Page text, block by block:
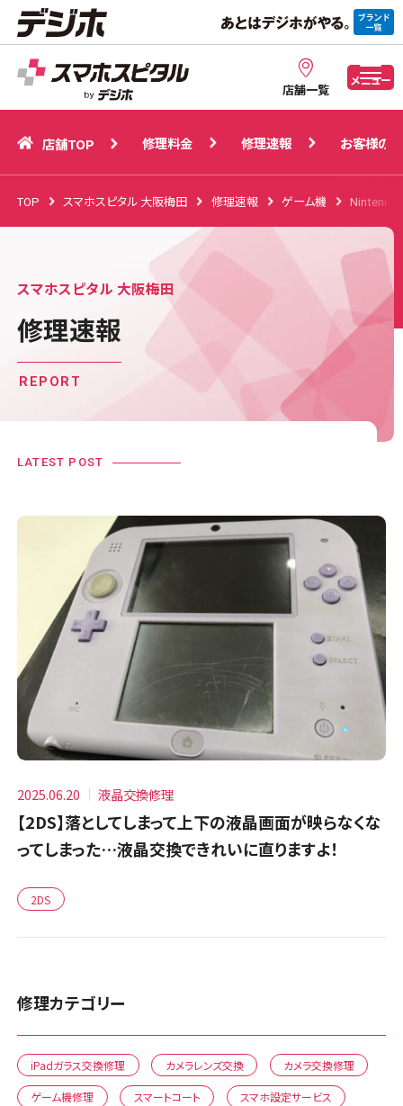
店舗一覧
メニュー
店舗TOP 修理速報 お客様の声
店舗TOP 修理料金 修理速報 お客様の声
TOP スマホスピタル 大阪梅田 修理速報 ゲーム機 Nintendo
スマホスピタル 大阪梅田
修理速報
REPORT
LATEST POST
2025.06.20 液晶交換修理
【2DS】落としてしまって上下の液晶画面が映らなくな
ってしまった…液晶交換できれいに直りますよ！
2DS
修理カテゴリー
iPadガラス交換修理 カメラレンズ交換 カメラ交換修理
ゲーム機修理 スマートコート スマホ設定サービス